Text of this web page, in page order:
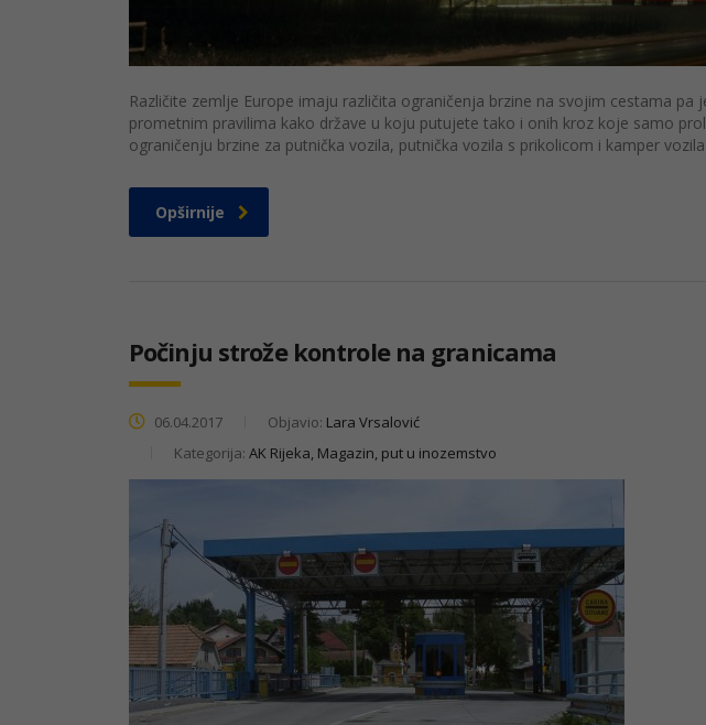
Različite zemlje Europe imaju različita ograničenja brzine na svojim cestama
prometnim pravilima kako države u koju putujete tako i onih kroz koje samo
ograničenju brzine za putnička vozila, putnička vozila s prikolicom i kamper
Opširnije
Počinju strože kontrole na granicama
06.04.2017 Objavio: Lara Vrsalović
Kategorija: AK Rijeka, Magazin, put u inozemstvo